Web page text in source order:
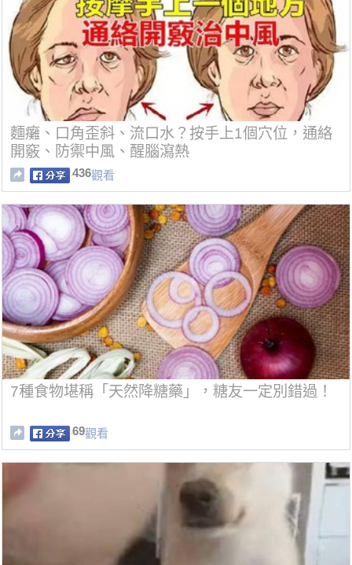
麵癱、口角歪斜、流口水？按手上1個穴位，通絡
開竅、防禦中風、醒腦瀉熱
436觀看
7種食物堪稱「天然降糖藥」，糖友一定別錯過！
69觀看